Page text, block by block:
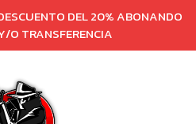
DEL 20% ABONANDO
O TRANSFERENCIA